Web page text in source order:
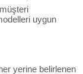
uygun
yerine belirlenen